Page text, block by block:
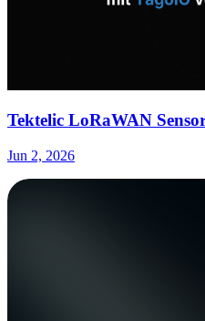
Tektelic LoRaWAN
Jun 2, 2026